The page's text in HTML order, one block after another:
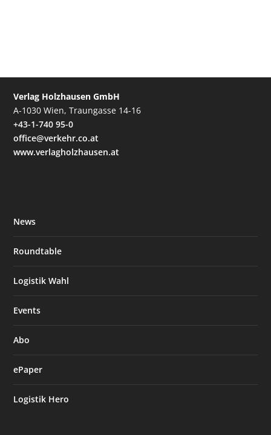
Verlag Holzhausen GmbH
A-1030 Wien, Traungasse 14-16
+43-1-740 95-0
office@verkehr.co.at
www.verlagholzhausen.at
News
Roundtable
Logistik Wahl
Events
Abo
ePaper
Logistik Hero